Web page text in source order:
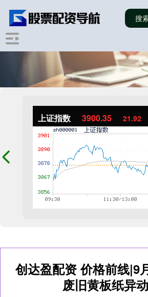
上证指数 3900.35 21.92
创达盈配资 价格前线|9
废旧黄板纸异